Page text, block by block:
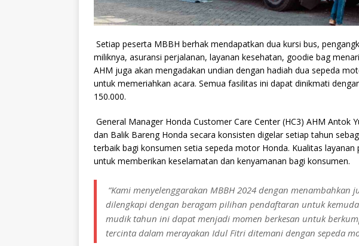
Setiap peserta MBBH berhak mendapatkan dua kursi bus,
miliknya, asuransi perjalanan, layanan kesehatan, goodie bag
AHM juga akan mengadakan undian dengan hadiah dua sepeda
untuk memeriahkan acara. Semua fasilitas ini dapat dinikmati
150.000.
General Manager Honda Customer Care Center (HC3) AHM Antok
dan Balik Bareng Honda secara konsisten digelar setiap tahun
terbaik bagi konsumen setia sepeda motor Honda. Kualitas
untuk memberikan keselamatan dan kenyamanan bagi konsumen.
“Kami menyelenggarakan MBBH 2024 dengan
dilengkapi dengan beragam pilihan pendaftaran untuk
mudik tahun ini dapat menjadi momen berkesan untuk
tercinta dalam merayakan Idul Fitri ditemani dengan sepeda